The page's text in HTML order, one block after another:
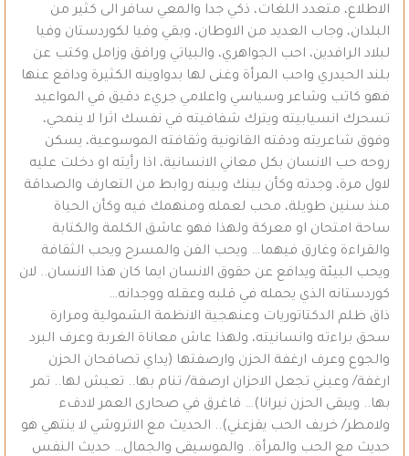
الاطلاع، متعدد اللغات، ذكي جدا والمعي سافر الى كثير من
البلدان، وجاب العديد من الاوطان، وبقي وفيا لكوردستان وفيا
لبلاد الرافدين، احب الجواهري، والبياتي ورافق وزامل وكتب عن
بلند الحيدري واحب المرأة وغنى لها بدواوينه الكثيرة ودافع عنها
فهو كاتب وشاعر وسياسي واعلامي جريء دقيق في المواعيد
تسحرك انسيابيته ويترك شفافيته في نفسك اثرا لا ينمحي،
وفوق شاعريته ودقته القانونية وثقافته الموسوعية، يسكن
روحه حب الانسان بكل معاني الانسانية، اذا رأيته او دخلت عليه
لاول مرة، وجدته وكأن بينك وبينه روابط من التعارف والصداقة
منذ سنين طويلة، محب لعمله ومنهمك فيه وكأن الحياة
ساحة امتحان او معركة ولهذا فهو عاشق الكلمة والكتابة
والقراءة وغارق فيهما… ويحب الفن والمسرح ويحب الثقافة
ويحب البيئة ويدافع عن حقوق الانسان ايما كان هذا الانسان.. لان
كوردستانه الذي يحمله في قلبه وعقله ووجدانه…
ذاق ظلم الدكتاتوريات وعنهجية الانظمة الشمولية ومرارة
سحق براءته وانسانيته، ولهذا عاش معاناة الغربة وعرف البرد
والجوع وعرف ارغفة الحزن وارصفتها (يداي تصافحان الحزن
ارغفة/ وعيني تجعل الاحزان ارصفة/ تنام بها.. تعيش لها.. تمر
بها.. ويبقى الحزن نيرانا)… فاغرق في صحارى العمر لادفء
ولامطر/ خريف الحب يفزعني).. الحديث مع الاتروشي لا ينتهي هو
حديث مع الحب والمرأة.. والموسيقى والجمال… حديث النفس